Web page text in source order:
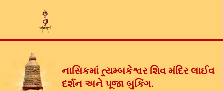
નાસિકમાં ત્ર્યમ્બકેશ્વર શિવ મંદિર લાઈવ
દર્શન અને પૂજા બુકિંગ.